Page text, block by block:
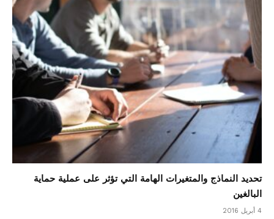
تحديد النماذج والمتغيرات الهامة التي تؤثر على عملية حماية
البالغين
4 أبريل 2016